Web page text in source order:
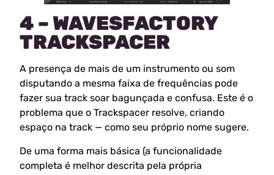
4 – WAVESFACTORY
TRACKSPACER
A presença de mais de um instrumento ou som
disputando a mesma faixa de frequências pode
fazer sua track soar bagunçada e confusa. Este é o
problema que o Trackspacer resolve, criando
espaço na track — como seu próprio nome sugere.
De uma forma mais básica (a funcionalidade
completa é melhor descrita pela própria